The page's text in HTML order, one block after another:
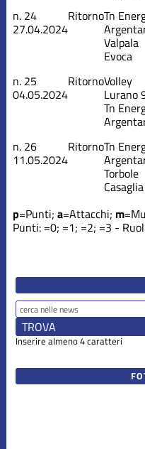
n. 24
27.04.2024
RitornoTn
Valpala
Evoca
n. 25
04.05.2024
RitornoVolley
Lurano
Tn
n. 26
11.05.2024
RitornoTn
Torbole
Casaglia
p=Punti; a=Attacchi; m
Punti: =0; =1; =2; =3 -
Inserire almeno 4 caratteri